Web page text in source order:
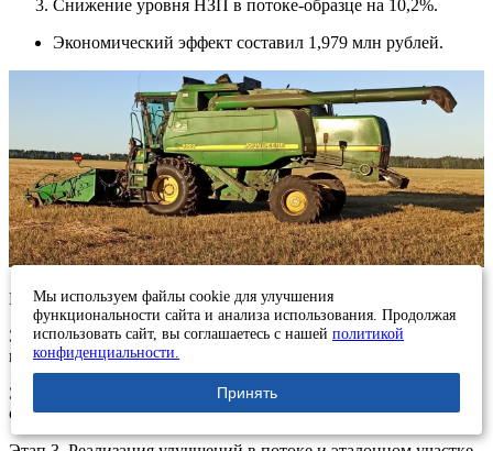
Снижение уровня НЗП в потоке-образце на 10,2%.
Экономический эффект составил 1,979 млн рублей.
Реализация проекта проходила в несколько этапов:
Этап 1. Декомпозиция целей, создание информационных
центров.
Этап 2. Оптимизация продуктовых потоков и
обеспечивающих процессов.
Мы используем файлы cookie для улучшения
функциональности сайта и анализа использования. Продолжая
использовать сайт, вы соглашаетесь с нашей политикой
конфиденциальности.
Принять